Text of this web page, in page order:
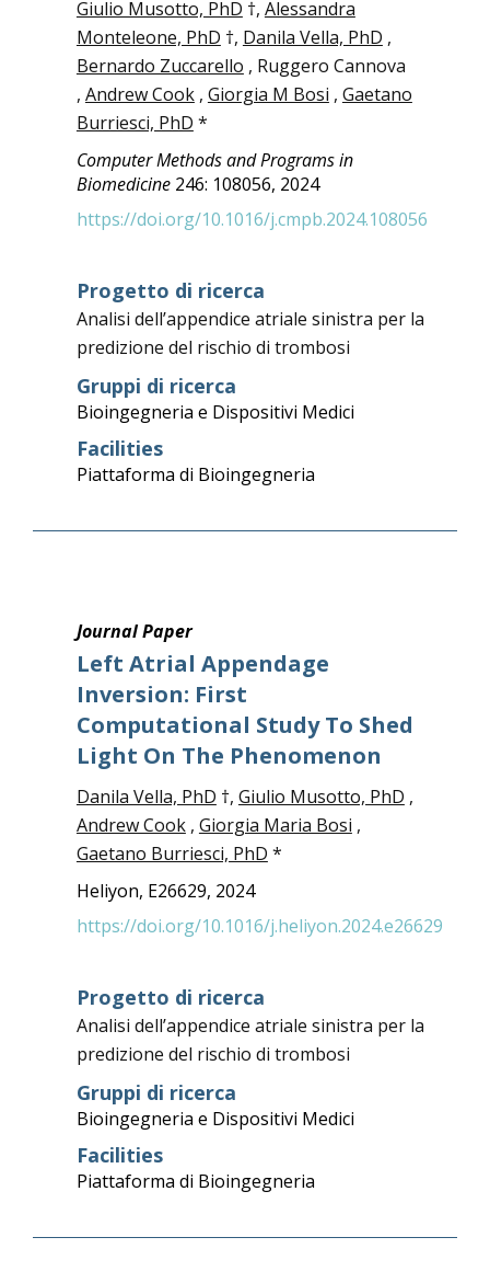
Giulio Musotto, PhD †, Alessandra
Monteleone, PhD †, Danila Vella, PhD ,
Bernardo Zuccarello , Ruggero Cannova
, Andrew Cook, Giorgia M Bosi , Gaetano
Burriesci, PhD *
Computer Methods and Programs in
Biomedicine246: 108056, 2024
https://doi.org/10.1016/j.cmpb.2024.108056
Progetto di ricerca
Analisi dell’appendice atriale sinistra per la
predizione del rischio di trombosi
Gruppi di ricerca
Bioingegneria e Dispositivi Medici
Facilities
Piattaforma di Bioingegneria
Journal Paper
Left Atrial Appendage
Inversion: First
Computational Study To Shed
Light On The Phenomenon
Danila Vella, PhD †, Giulio Musotto, PhD ,
Andrew Cook, Giorgia Maria Bosi ,
Gaetano Burriesci, PhD *
Heliyon, E26629, 2024
https://doi.org/10.1016/j.heliyon.2024.e26629
Progetto di ricerca
Analisi dell’appendice atriale sinistra per la
predizione del rischio di trombosi
Gruppi di ricerca
Bioingegneria e Dispositivi Medici
Facilities
Piattaforma di Bioingegneria